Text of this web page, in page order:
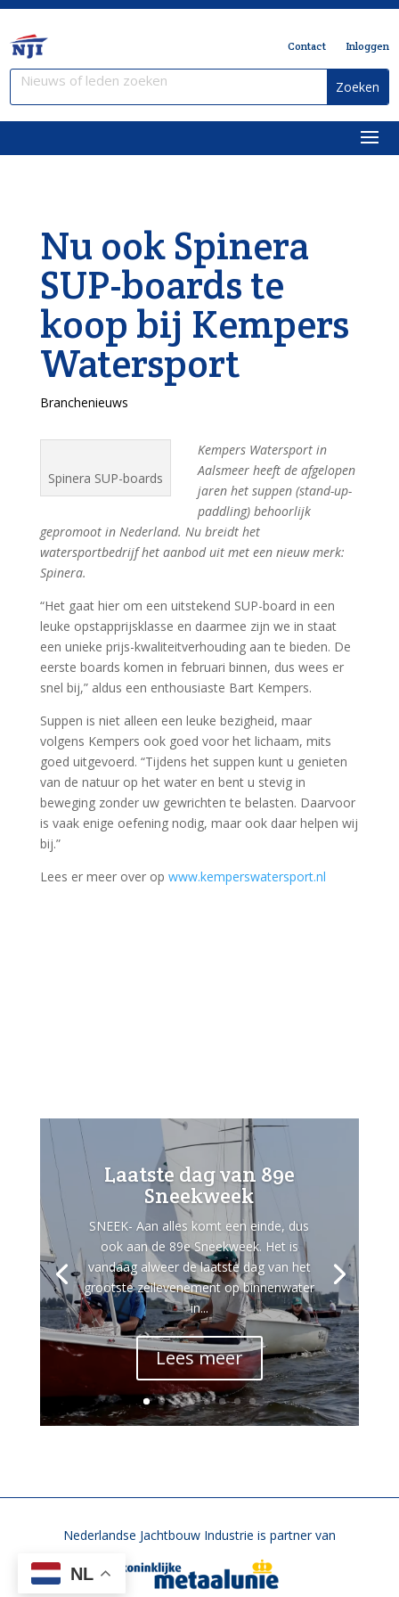
Contact Inloggen
Nu ook Spinera
SUP-boards te
koop bij Kempers
Watersport
Branchenieuws
Spinera SUP-boards
Kempers Watersport in
Aalsmeer heeft de afgelopen
jaren het suppen (stand-up-
paddling) behoorlijk
gepromoot in Nederland. Nu breidt het
watersportbedrijf het aanbod uit met een nieuw merk:
Spinera.
“Het gaat hier om een uitstekend SUP-board in een
leuke opstapprijsklasse en daarmee zijn we in staat
een unieke prijs-kwaliteitverhouding aan te bieden. De
eerste boards komen in februari binnen, dus wees er
snel bij,” aldus een enthousiaste Bart Kempers.
Suppen is niet alleen een leuke bezigheid, maar
volgens Kempers ook goed voor het lichaam, mits
goed uitgevoerd. “Tijdens het suppen kunt u genieten
van de natuur op het water en bent u stevig in
beweging zonder uw gewrichten te belasten. Daarvoor
is vaak enige oefening nodig, maar ook daar helpen wij
bij.”
Lees er meer over op www.kemperswatersport.nl
Laatste dag van 89e
Sneekweek
SNEEK- Aan alles komt een einde, dus
ook aan de 89e Sneekweek. Het is
vandaag alweer de laatste dag van het
grootste zeilevenement op binnenwater
in...
Lees meer
Nederlandse Jachtbouw Industrie is partner van
NL